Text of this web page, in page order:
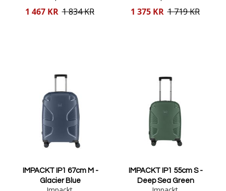
Reducerat
1 467 KR 1 834 KR
Reducerat
1 375 KR 1 719 KR
IMPACKT IP1 67cm M -
Glacier Blue
IMPACKT IP1 55cm S -
Deep Sea Green